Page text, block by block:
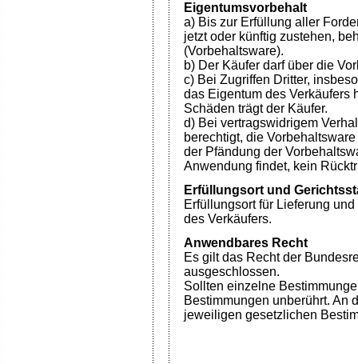
Eigentumsvorbehalt
a) Bis zur Erfüllung aller
jetzt oder künftig zustehen,
(Vorbehaltsware).
b) Der Käufer darf über die
c) Bei Zugriffen Dritter,
das Eigentum des Verkäufers
Schäden trägt der Käufer.
d) Bei vertragswidrigem
berechtigt, die
der Pfändung der
Anwendung findet, kein
Erfüllungsort und
Erfüllungsort für Lieferung
des Verkäufers.
Anwendbares Recht
Es gilt das Recht der
ausgeschlossen.
Sollten einzelne
Bestimmungen unberührt. An
jeweiligen gesetzlichen